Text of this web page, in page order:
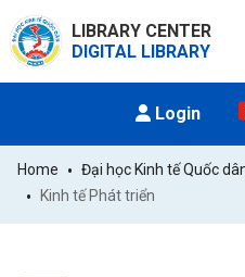
LIBRARY CENTER
DIGITAL LIBRARY
Login
Home Đại học Kinh tế Quốc
Kinh tế Phát triển